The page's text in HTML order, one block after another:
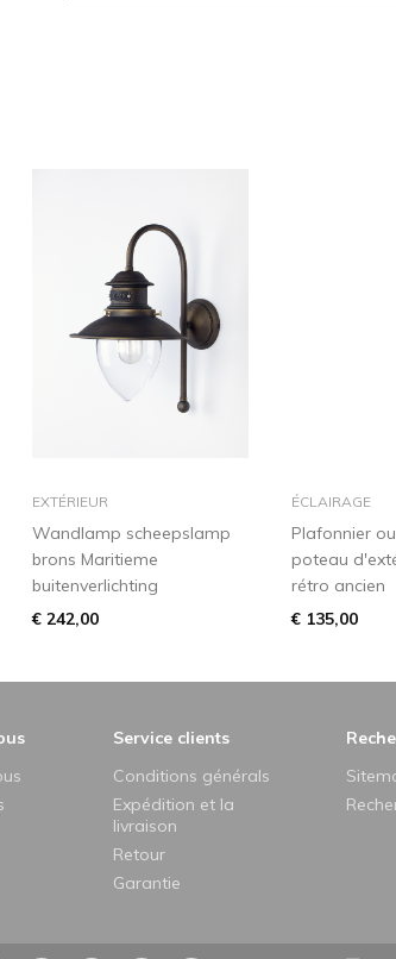
dans le panier
EXTÉRIEUR
Wandlamp scheepslamp
brons Maritieme
buitenverlichting
€ 242,00
dans
ÉCLAIRAGE
Plafonnier
poteau
rétro ancien
€ 135,00
Service clients
Conditions générals
Expédition et la
livraison
Retour
Garantie